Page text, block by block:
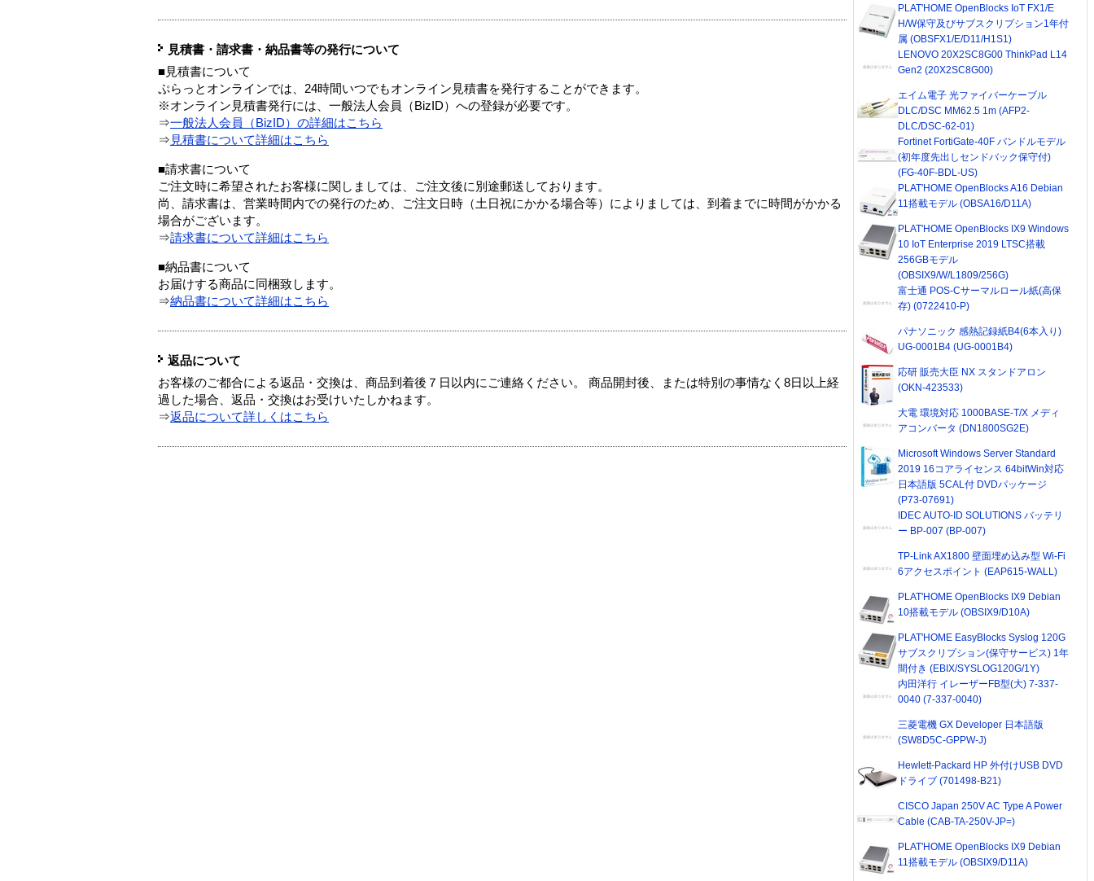
見積書・請求書・納品書等の発行について
■見積書について
ぷらっとオンラインでは、24時間いつでもオンライン見積書を発行することができます。
※オンライン見積書発行には、一般法人会員（BizID）への登録が必要です。
⇒一般法人会員（BizID）の詳細はこちら
⇒ 見積書について詳細はこちら
■請求書について
ご注文時に希望されたお客様に関しましては、ご注文後に別途郵送しております。
尚、請求書は、営業時間内での発行のため、ご注文日時（土日祝にかかる場合等）によりましては、到着までに時間がかかる
場合がございます。
⇒請求書について詳細はこちら
■納品書について
お届けする商品に同梱致します。
⇒納品書について詳細はこちら
返品について
お客様のご都合による返品・交換は、商品到着後７日以内にご連絡ください。 商品開封後、または特別の事情なく8日以上経
過した場合、返品・交換はお受けいたしかねます。
⇒返品について詳しくはこちら
PLAT'HOME OpenBlocks IoT FX1/E
H/W保守及びサブスクリプション1年付
属 (OBSFX1/E/D11/H1S1)
LENOVO 20X2SC8G00 ThinkPad L14
Gen2 (20X2SC8G00)
エイム電子 光ファイバーケーブル
DLC/DSC MM62.5 1m (AFP2-
DLC/DSC-62-01)
Fortinet FortiGate-40F バンドルモデル
(初年度先出しセンドバック保守付)
(FG-40F-BDL-US)
PLAT'HOME OpenBlocks A16 Debian
11搭載モデル (OBSA16/D11A)
PLAT'HOME OpenBlocks IX9 Windows
10 IoT Enterprise 2019 LTSC搭載
256GBモデル
(OBSIX9/W/L1809/256G)
富士通 POS-Cサーマルロール紙(高保
存) (0722410-P)
パナソニック 感熱記録紙B4(6本入り)
UG-0001B4 (UG-0001B4)
応研 販売大臣 NX スタンドアロン
(OKN-423533)
大電 環境対応 1000BASE-T/X メディ
アコンバータ (DN1800SG2E)
Microsoft Windows Server Standard
2019 16コアライセンス 64bitWin対応
日本語版 5CAL付 DVDパッケージ
(P73-07691)
IDEC AUTO-ID SOLUTIONS バッテリ
ー BP-007 (BP-007)
TP-Link AX1800 壁面埋め込み型 Wi-Fi
6アクセスポイント (EAP615-WALL)
PLAT'HOME OpenBlocks IX9 Debian
10搭載モデル (OBSIX9/D10A)
PLAT'HOME EasyBlocks Syslog 120G
サブスクリプション(保守サービス) 1年
間付き (EBIX/SYSLOG120G/1Y)
内田洋行 イレーザーFB型(大) 7-337-
0040 (7-337-0040)
三菱電機 GX Developer 日本語版
(SW8D5C-GPPW-J)
Hewlett-Packard HP 外付けUSB DVD
ドライブ (701498-B21)
CISCO Japan 250V AC Type A Power
Cable (CAB-TA-250V-JP=)
PLAT'HOME OpenBlocks IX9 Debian
11搭載モデル (OBSIX9/D11A)